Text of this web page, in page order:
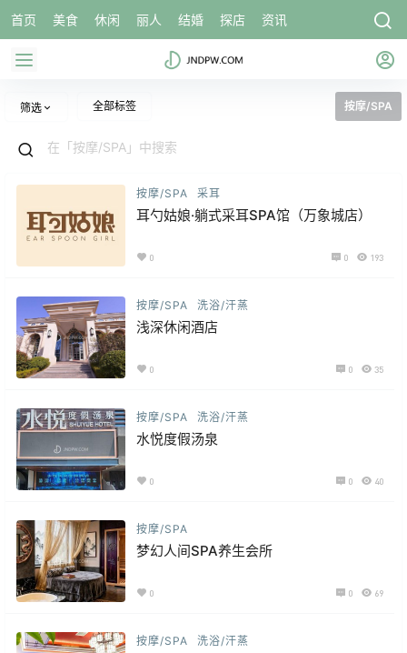
首页 美食 休闲 丽人 结婚 探店 资讯
筛选 全部标签 按摩/SPA
按摩/SPA 采耳
耳勺姑娘·躺式采耳SPA馆（万象城店）
0 0 193
按摩/SPA 洗浴/汗蒸
浅深休闲酒店
0 0 35
按摩/SPA 洗浴/汗蒸
水悦度假汤泉
0 0 40
按摩/SPA
梦幻人间SPA养生会所
0 0 69
按摩/SPA 洗浴/汗蒸